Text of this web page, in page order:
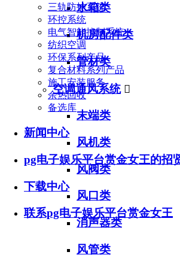
三轨防护系统
环控系统
电气智能控制系统
纺织空调
环保系列产品
复合材料系列产品
施工安装服务
余热回收
备选库
新闻中心
pg电子娱乐平台赏金女王的招
下载中心
联系pg电子娱乐平台赏金女王
水箱类
机房配件类
管材类
空调通风系统 
末端类
风机类
风阀类
风口类
消声器类
风管类